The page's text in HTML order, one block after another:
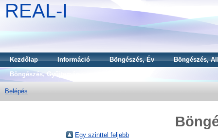
REAL-I
Kezdőlap Információ Böngészés, Év
Böngészés,
Böngészés, Gyűjtemény
Belépés
Egy szinttel feljebb